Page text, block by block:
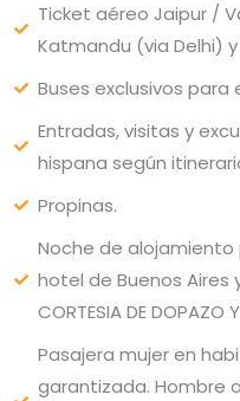
Ticket aéreo Jaipur /
Katmandu (via Delhi)
Buses exclusivos para
Entradas, visitas y
hispana según
Propinas.
Noche de alojamiento
hotel de Buenos Aires
CORTESIA DE DOPAZO
Pasajera mujer en
garantizada. Hombre